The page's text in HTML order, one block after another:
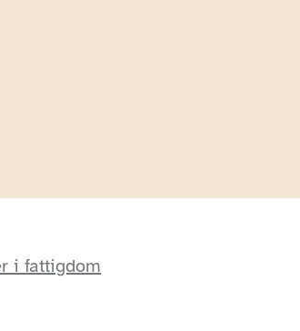
i fattigdom